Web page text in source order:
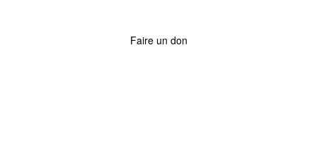
Faire un don